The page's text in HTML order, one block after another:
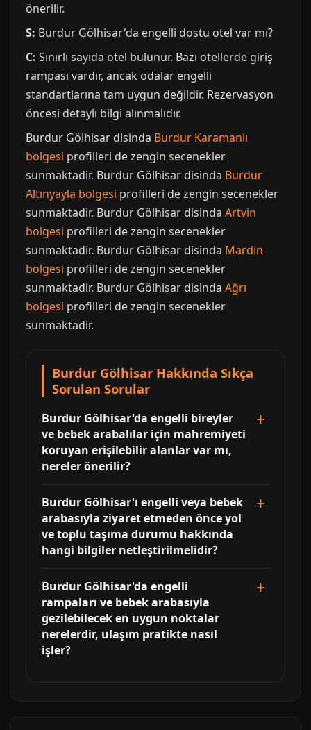
önerilir.
S: Burdur Gölhisar'da engelli dostu otel var mı?
C: Sınırlı sayıda otel bulunur. Bazı otellerde giriş
rampası vardır, ancak odalar engelli
standartlarına tam uygun değildir. Rezervasyon
öncesi detaylı bilgi alınmalıdır.
Burdur Gölhisar disinda Burdur Karamanlı
bolgesi profilleri de zengin secenekler
sunmaktadir. Burdur Gölhisar disinda Burdur
Altınyayla bolgesi profilleri de zengin secenekler
sunmaktadir. Burdur Gölhisar disinda Artvin
bolgesi profilleri de zengin secenekler
sunmaktadir. Burdur Gölhisar disinda Mardin
bolgesi profilleri de zengin secenekler
sunmaktadir. Burdur Gölhisar disinda Ağrı
bolgesi profilleri de zengin secenekler
sunmaktadir.
Burdur Gölhisar Hakkında Sıkça
Sorulan Sorular
Burdur Gölhisar'da engelli bireyler
ve bebek arabalılar için mahremiyeti
koruyan erişilebilir alanlar var mı,
nereler önerilir?
Burdur Gölhisar'ı engelli veya bebek
arabasıyla ziyaret etmeden önce yol
ve toplu taşıma durumu hakkında
hangi bilgiler netleştirilmelidir?
Burdur Gölhisar'da engelli
rampaları ve bebek arabasıyla
gezilebilecek en uygun noktalar
nerelerdir, ulaşım pratikte nasıl
işler?